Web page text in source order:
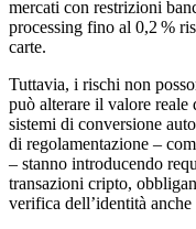
mercati con restrizioni
processing fino al 0,2 %
carte.
Tuttavia, i rischi non
può alterare il valore
sistemi di conversione
di regolamentazione –
– stanno introducendo
transazioni cripto,
verifica dell’identità